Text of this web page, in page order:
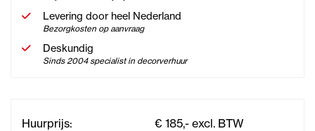
Levering door heel Nederland
Bezorgkosten op aanvraag
Deskundig
Sinds 2004 specialist in decorverhuur
Huurprijs:
€ 185,- excl. BTW